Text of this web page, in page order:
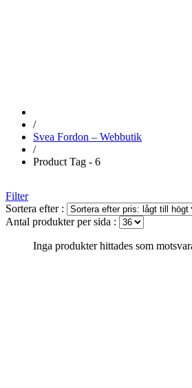
/
Svea Fordon – Webbutik
/
Product Tag - 6
Filter
Sortera efter :
Antal produkter per sida :
Inga produkter hittades som